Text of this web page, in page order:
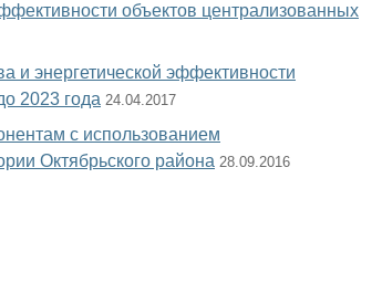
объектов централизованных
и энергетической эффективности
2023 года 24.04.2017
с использованием
Октябрьского района 28.09.2016